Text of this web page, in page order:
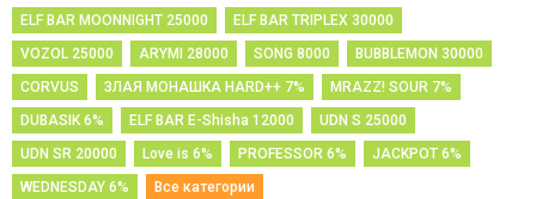
ELF BAR MOONNIGHT 25000
ELF BAR TRIPLEX 30000
VOZOL 25000
ARYMI 28000 SONG 8000
BUBBLEMON 30000
CORVUS
ЗЛАЯ МОНАШКА HARD++ 7%
MRAZZ! SOUR 7%
DUBASIK 6%
ELF BAR E-Shisha 12000
UDN S 25000
UDN SR 20000
Love is 6% PROFESSOR 6%
JACKPOT 6%
WEDNESDAY 6%
Все категории